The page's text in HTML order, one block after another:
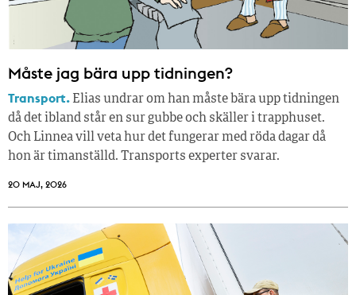
Måste jag bära upp tidningen?
Transport. Elias undrar om han måste bära upp tidningen
då det ibland står en sur gubbe och skäller i trapphuset.
Och Linnea vill veta hur det fungerar med röda dagar då
hon är timanställd. Transports experter svarar.
20 MAJ, 2026